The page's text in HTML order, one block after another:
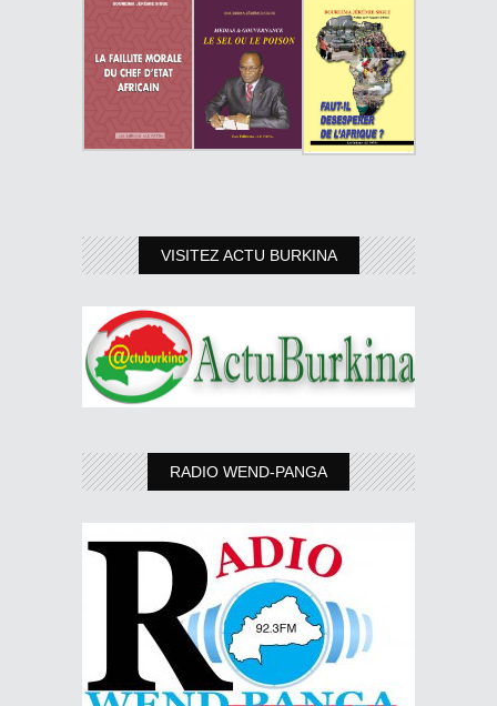
VISITEZ ACTU BURKINA
RADIO WEND-PANGA